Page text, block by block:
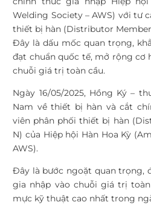
Welding Society – AWS) với tư
thiết bị hàn (Distributor
Đây là dấu mốc quan trọng,
đạt chuẩn quốc tế, mở rộng cơ
chuỗi giá trị toàn cầu.
Ngày 16/05/2025, Hồng Ký –
Nam về thiết bị hàn và cắt
viên phân phối thiết bị hàn
N) của Hiệp hội Hàn Hoa Kỳ
AWS).
Đây là bước ngoặt quan trọng,
gia nhập vào chuỗi giá trị
mực kỹ thuật cao nhất trong